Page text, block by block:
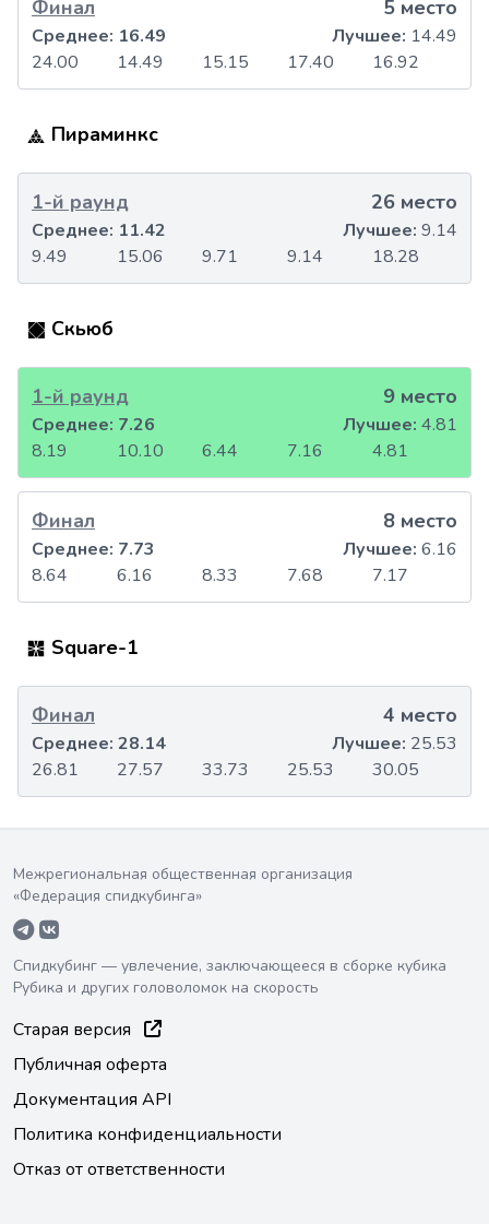
Финал 5 место
24.00 14.49 15.15 17.40 16.92
Среднее: 16.49 Лучшее: 14.49
Пираминкс
1-й раунд 26 место
9.49 15.06 9.71 9.14 18.28
Среднее: 11.42 Лучшее: 9.14
Скьюб
1-й раунд 9 место
8.19 10.10 6.44 7.16 4.81
Среднее: 7.26 Лучшее: 4.81
Финал 8 место
8.64 6.16 8.33 7.68 7.17
Среднее: 7.73 Лучшее: 6.16
Square-1
Финал 4 место
26.81 27.57 33.73 25.53 30.05
Среднее: 28.14 Лучшее: 25.53
Межрегиональная общественная организация
«Федерация спидкубинга»
Спидкубинг — увлечение, заключающееся в сборке кубика
Рубика и других головоломок на скорость
Старая версия
Публичная оферта
Документация API
Политика конфиденциальности
Отказ от ответственности